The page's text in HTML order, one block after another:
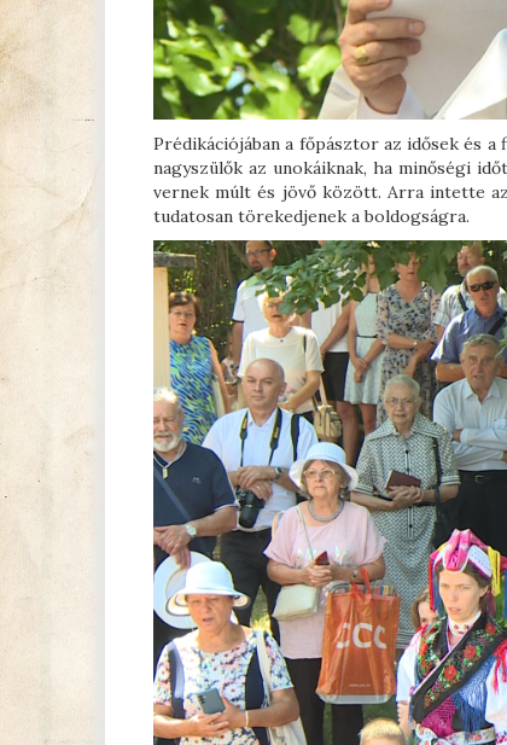
Prédikációjában a főpásztor az idősek és
nagyszülők az unokáiknak, ha minőségi
vernek múlt és jövő között. Arra intette
tudatosan törekedjenek a boldogságra.